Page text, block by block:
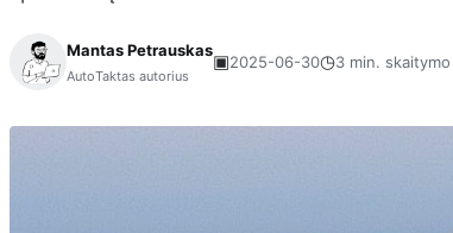
Mantas Petrauskas
AutoTaktas autorius
▣2025-06-30◷3 min. skaitymo